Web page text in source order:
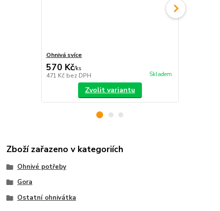
Ohnivá svíce
570 Kč/ks
471 Kč bez DPH Skladem
Zvolit variantu
Zboží zařazeno v kategoriích
Ohnivé potřeby
Gora
Ostatní ohnivátka